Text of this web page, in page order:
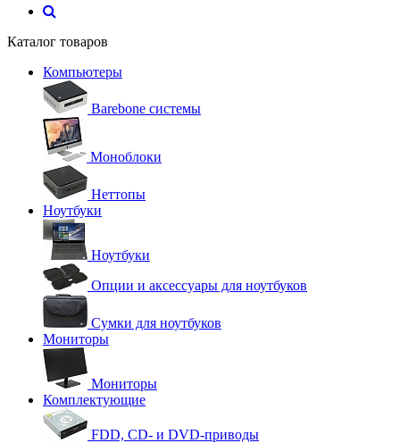
Каталог товаров
Компьютеры
Barebone системы
Моноблоки
Неттопы
Ноутбуки
Ноутбуки
Опции и аксессуары для ноутбуков
Сумки для ноутбуков
Мониторы
Мониторы
Комплектующие
FDD, CD- и DVD-приводы